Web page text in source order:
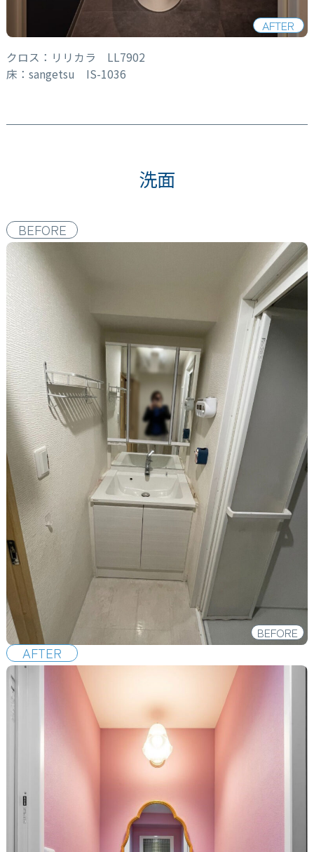
AFTER
クロス：リリカラ LL7902
床：sangetsu IS-1036
洗面
BEFORE
BEFORE
AFTER